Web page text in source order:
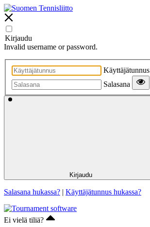
Kirjaudu
Invalid username or password.
Käyttäjätunnus
Salasana
Kirjaudu
Salasana hukassa? | Käyttäjätunnus hukassa?
Ei vielä tiliä?